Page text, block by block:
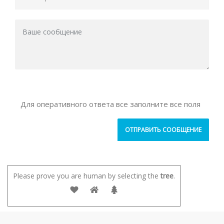
Для оперативного ответа все заполните все поля
Please prove you are human by selecting the tree.